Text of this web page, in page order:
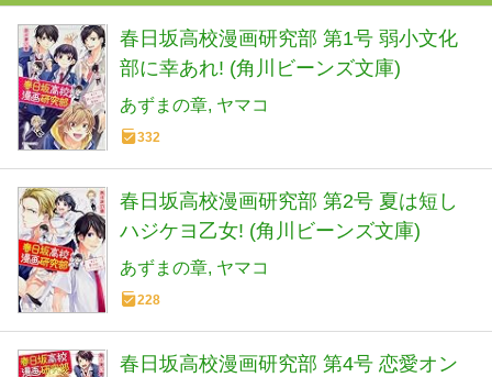
春日坂高校漫画研究部 第1号 弱小文化
部に幸あれ! (角川ビーンズ文庫)
あずまの章 ヤマコ
332
春日坂高校漫画研究部 第2号 夏は短し
ハジケヨ乙女! (角川ビーンズ文庫)
あずまの章 ヤマコ
228
春日坂高校漫画研究部 第4号 恋愛オン